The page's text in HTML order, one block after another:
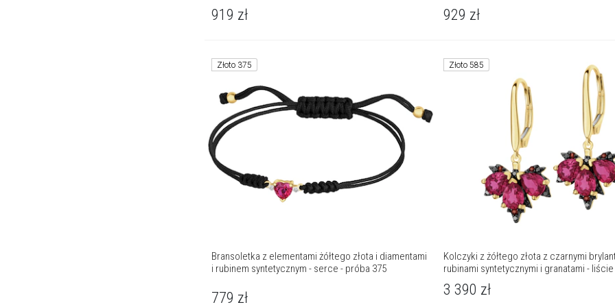
919 zł 929 zł
Złoto 375
Bransoletka z elementami żółtego złota i diamentami
i rubinem syntetycznym - serce - próba 375
779 zł
Złoto 585
Kolczyki z żółtego złota z czarnymi
rubinami syntetycznymi i granatami -
próba 585
3 390 zł